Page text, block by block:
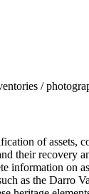
/
of assets,
their recovery
information on
as the Darro